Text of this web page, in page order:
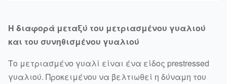
Η διαφορά μεταξύ του μετριασμένου γυαλιού
και του συνηθισμένου γυαλιού
Το μετριασμένο γυαλί είναι ένα είδος prestressed
γυαλιού. Προκειμένου να βελτιωθεί η δύναμη του